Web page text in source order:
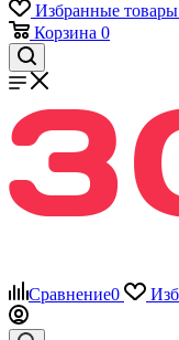
Избранные товары
Корзина 0
Сравнение0